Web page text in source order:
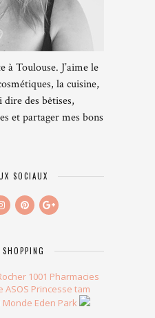
à Toulouse. J’aime le
la cuisine,
des bêtises,
et partager mes bons
SOCIAUX
1001 Pharmacies
ASOS Princesse tam
Monde Eden Park